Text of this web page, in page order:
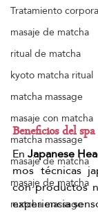
Tratamiento
masaje de matcha
ritual de matcha
kyoto matcha ritual
matcha massage
masaje con matcha
matcha massage
masaje de matcha
masaje de matcha
matcha massage
Beneficios del
En Japanese
mos técnicas
con productos
experiencia